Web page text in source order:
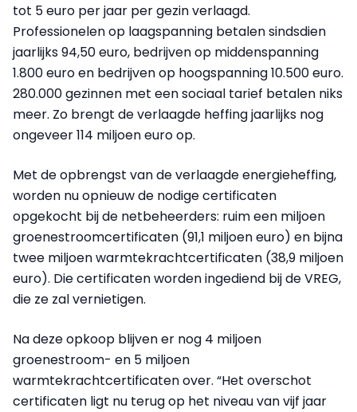
tot 5 euro per jaar per gezin verlaagd.
Professionelen op laagspanning betalen sindsdien
jaarlijks 94,50 euro, bedrijven op middenspanning
1.800 euro en bedrijven op hoogspanning 10.500 euro.
280.000 gezinnen met een sociaal tarief betalen niks
meer. Zo brengt de verlaagde heffing jaarlijks nog
ongeveer 114 miljoen euro op.
Met de opbrengst van de verlaagde energieheffing,
worden nu opnieuw de nodige certificaten
opgekocht bij de netbeheerders: ruim een miljoen
groenestroomcertificaten (91,1 miljoen euro) en bijna
twee miljoen warmtekrachtcertificaten (38,9 miljoen
euro). Die certificaten worden ingediend bij de VREG,
die ze zal vernietigen.
Na deze opkoop blijven er nog 4 miljoen
groenestroom- en 5 miljoen
warmtekrachtcertificaten over. “Het overschot
certificaten ligt nu terug op het niveau van vijf jaar